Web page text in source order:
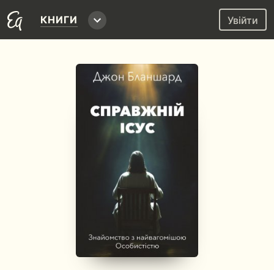
КНИГИ Увійти